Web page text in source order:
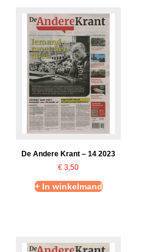
De Andere Krant – 14 2023
€ 3,50
+ In winkelmand